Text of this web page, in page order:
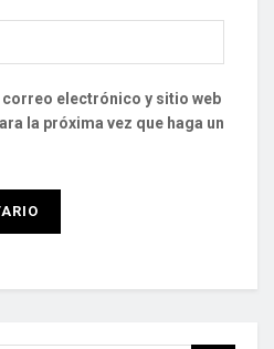
electrónico y sitio web
la próxima vez que haga un